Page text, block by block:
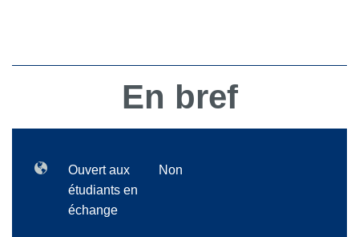
En bref
Ouvert aux
étudiants en
échange
Non